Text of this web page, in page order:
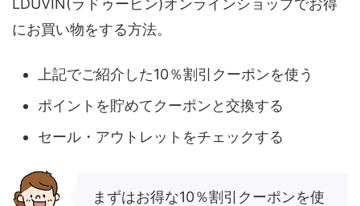
LDUVIN(ラドゥービン)オンラインショップでお得
にお買い物をする方法。
上記でご紹介した10％割引クーポンを使う
ポイントを貯めてクーポンと交換する
セール・アウトレットをチェックする
まずはお得な10％割引クーポンを使